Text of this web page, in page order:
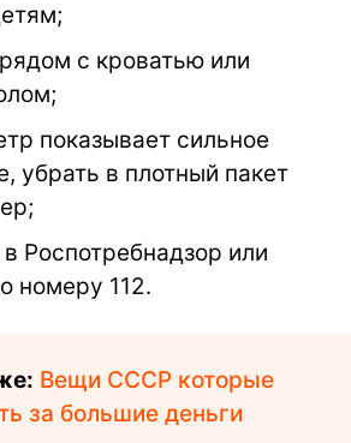
с кроватью или
показывает сильное
убрать в плотный пакет
Роспотребнадзор или
номеру 112.
Вещи СССР которые
за большие деньги